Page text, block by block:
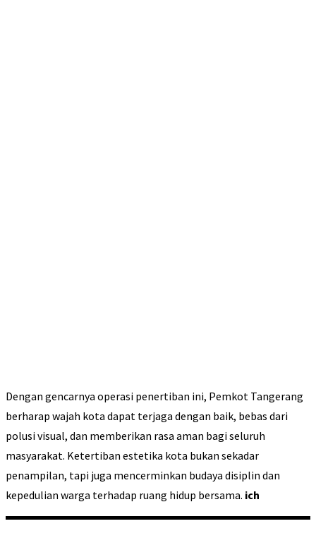
Dengan gencarnya operasi penertiban ini, Pemkot Tangerang
berharap wajah kota dapat terjaga dengan baik, bebas dari
polusi visual, dan memberikan rasa aman bagi seluruh
masyarakat. Ketertiban estetika kota bukan sekadar
penampilan, tapi juga mencerminkan budaya disiplin dan
kepedulian warga terhadap ruang hidup bersama. ich